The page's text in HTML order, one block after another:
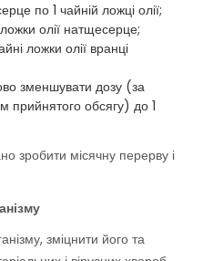
по 1 чайній ложці олії;
олії натщесерце;
ложки олії вранці
зменшувати дозу (за
прийнятого обсягу) до 1
зробити місячну перерву і
зміцнити його та